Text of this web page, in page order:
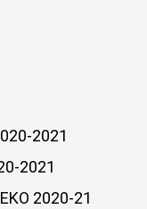
2021
2021
2020-21